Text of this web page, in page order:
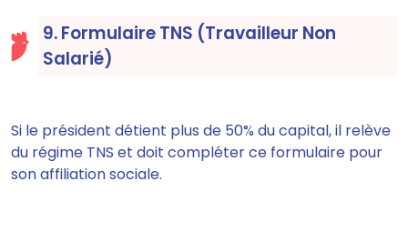
9. Formulaire TNS (Travailleur Non
Salarié)
Si le président détient plus de 50% du capital, il relève
du régime TNS et doit compléter ce formulaire pour
son affiliation sociale.